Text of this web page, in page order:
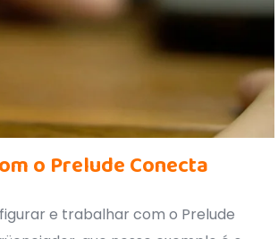
o Prelude Conecta
e trabalhar com o Prelude